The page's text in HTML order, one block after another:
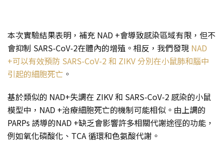
本次實驗結果表明，補充 NAD +會導致感染區域有限，但不
會抑制 SARS-CoV-2在體內的增殖。相反，我們發現 NAD
+可以有效預防 SARS-CoV-2 和 ZIKV 分別在小鼠肺和腦中
引起的細胞死亡 。
基於類似的 NAD+失調在 ZIKV 和 SARS-CoV-2 感染的小鼠
模型中，NAD +治療細胞死亡的機制可能相似。由上調的
PARPs 誘導的NAD +缺乏會影響許多相關代謝途徑的功能，
例如氧化磷酸化、TCA 循環和色氨酸代謝。